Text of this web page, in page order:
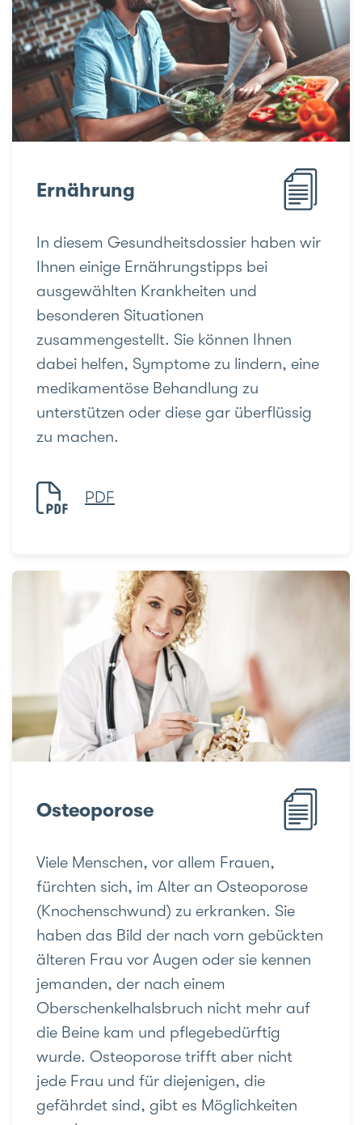
Ernährung
In diesem Gesundheitsdossier haben wir
Ihnen einige Ernährungstipps bei
ausgewählten Krankheiten und
besonderen Situationen
zusammengestellt. Sie können Ihnen
dabei helfen, Symptome zu lindern, eine
medikamentöse Behandlung zu
unterstützen oder diese gar überflüssig
zu machen.
PDF
Osteoporose
Viele Menschen, vor allem Frauen,
fürchten sich, im Alter an Osteoporose
(Knochenschwund) zu erkranken. Sie
haben das Bild der nach vorn gebückten
älteren Frau vor Augen oder sie kennen
jemanden, der nach einem
Oberschenkelhalsbruch nicht mehr auf
die Beine kam und pflegebedürftig
wurde. Osteoporose trifft aber nicht
jede Frau und für diejenigen, die
gefährdet sind, gibt es Möglichkeiten